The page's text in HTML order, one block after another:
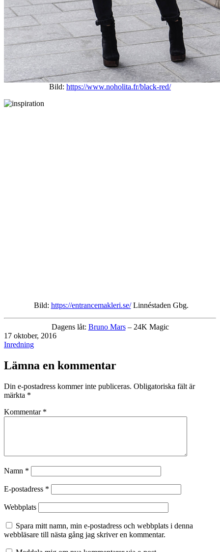
Bild: https://www.noholita.fr/black-red/
Bild: https://entrancemakleri.se/Linnéstaden Gbg.
Dagens låt: Bruno Mars– 24K Magic
Publicerat
den
17 oktober, 2016
Kategoriserat
Inredning
Lämna en kommentar
Din e-postadress kommer inte publiceras. Obligatoriska fält är
märkta *
Kommentar *
Namn *
E-postadress *
Webbplats
Spara mitt namn, min e-postadress och webbplats i denna
webbläsare till nästa gång jag skriver en kommentar.